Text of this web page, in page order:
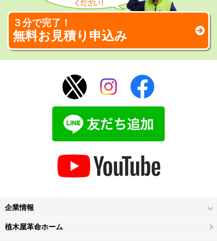
３分で完了！
無料お見積り申込み
企業情報
植木屋革命ホーム